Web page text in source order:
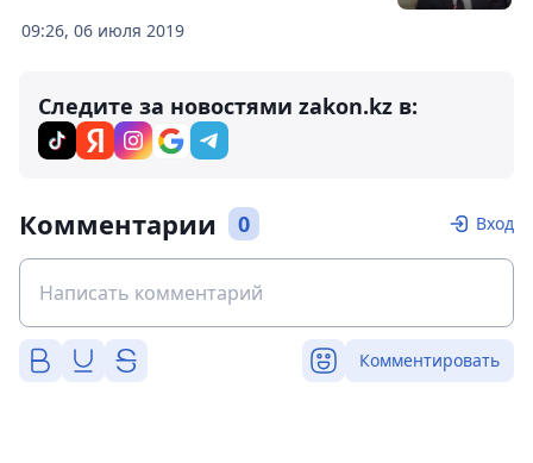
09:26, 06 июля 2019
Следите за новостями zakon.kz в:
Комментарии 0 Вход
Комментировать